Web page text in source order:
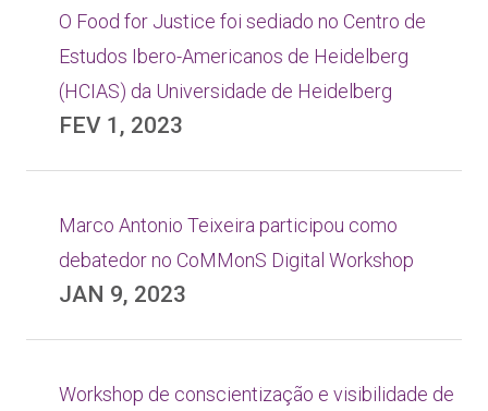
O Food for Justice foi sediado no Centro de
Estudos Ibero-Americanos de Heidelberg
(HCIAS) da Universidade de Heidelberg
FEV 1, 2023
Marco Antonio Teixeira participou como
debatedor no CoMMonS Digital Workshop
JAN 9, 2023
Workshop de conscientização e visibilidade de